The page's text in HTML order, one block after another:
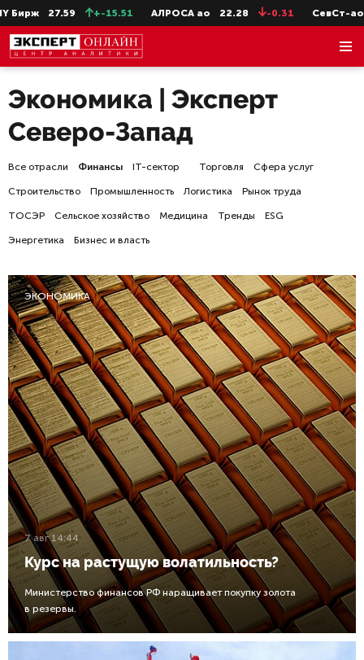
+-15.51 АЛРОСА ао 22.28 -0.31 СевСт-ао 647.2
Экономика | Эксперт
Северо-Запад
Все отрасли Финансы IT-сектор Торговля Сфера услуг
Строительство Промышленность Логистика Рынок труда
ТОСЭР Сельское хозяйство Медицина Тренды ESG
Энергетика Бизнес и власть
ЭКОНОМИКА
7 авг 14:44
Курс на растущую волатильность?
Министерство финансов РФ наращивает покупку золота
в резервы.